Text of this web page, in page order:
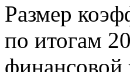
Размер
по итогам
финансовой